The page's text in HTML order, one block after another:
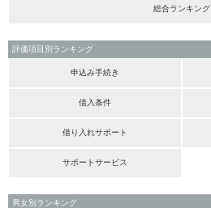
総合ランキング
評価項目別ランキング
申込み手続き
借入条件
借り入れサポート
サポートサービス
男女別ランキング